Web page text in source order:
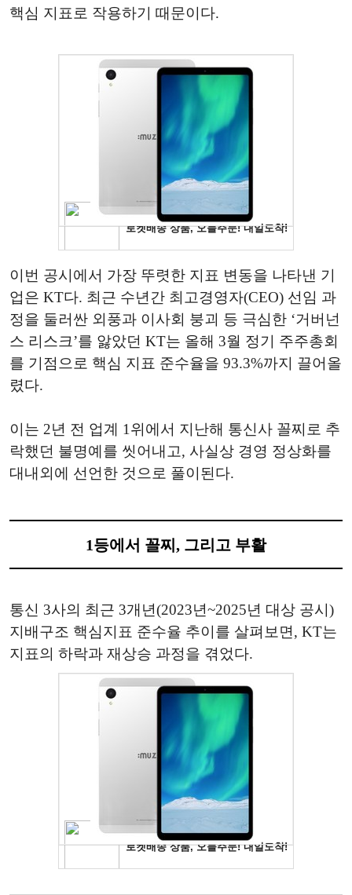
핵심 지표로 작용하기 때문이다.
이번 공시에서 가장 뚜렷한 지표 변동을 나타낸 기
업은 KT다. 최근 수년간 최고경영자(CEO) 선임 과
정을 둘러싼 외풍과 이사회 붕괴 등 극심한 ‘거버넌
스 리스크’를 앓았던 KT는 올해 3월 정기 주주총회
를 기점으로 핵심 지표 준수율을 93.3%까지 끌어올
렸다.
이는 2년 전 업계 1위에서 지난해 통신사 꼴찌로 추
락했던 불명예를 씻어내고, 사실상 경영 정상화를
대내외에 선언한 것으로 풀이된다.
1등에서 꼴찌, 그리고 부활
통신 3사의 최근 3개년(2023년~2025년 대상 공시)
지배구조 핵심지표 준수율 추이를 살펴보면, KT는
지표의 하락과 재상승 과정을 겪었다.